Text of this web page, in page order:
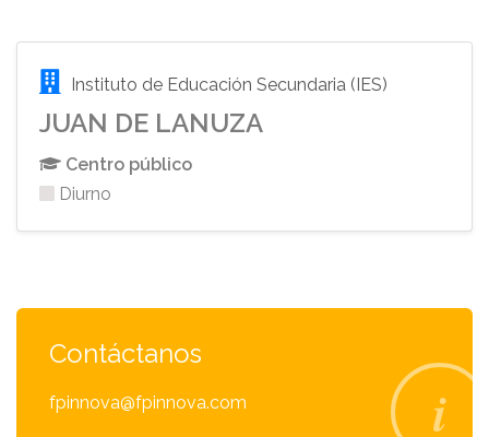
Instituto de Educación Secundaria (IES)
JUAN DE LANUZA
Centro público
Diurno
Contáctanos
fpinnova@fpinnova.com